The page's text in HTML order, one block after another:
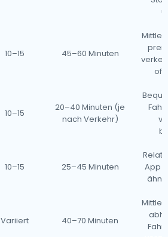
10–15 45–60 Minuten
oft
10–15
20–40 Minuten (je
nach Verkehr)
10–15 25–45 Minuten
App
Variiert 40–70 Minuten